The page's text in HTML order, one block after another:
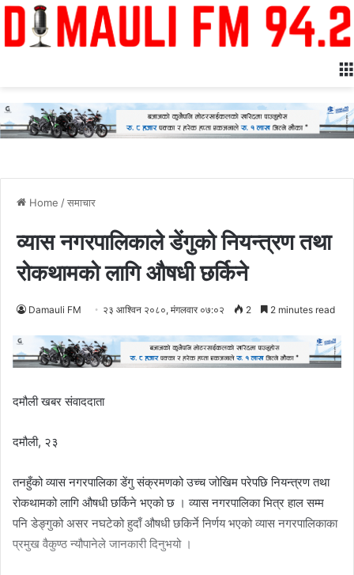
Home /समाचार
व्यास नगरपालिकाले डेंगुको नियन्त्रण तथा
रोकथामको लागि औषधी छर्किने
Damauli FM २३ आश्विन २०८०, मंगलवार ०७:०२ 2 2 minutes read
दमौली खबर संवाददाता
दमौली, २३
तनहुँको व्यास नगरपालिका डेंगु संक्रमणको उच्च जोखिम परेपछि नियन्त्रण तथा
रोकथामको लागि औषधी छर्किने भएको छ । व्यास नगरपालिका भित्र हाल सम्म
पनि डेङ्गुको असर नघटेको हुदाँ औषधी छकिर्ने निर्णय भएको व्यास नगरपालिकाका
प्रमुख वैकुण्ठ न्यौपानेले जानकारी दिनुभयो ।